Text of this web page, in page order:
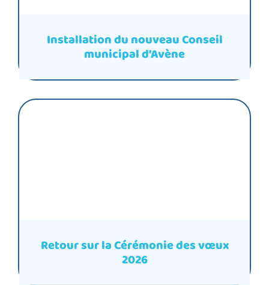
Installation du nouveau Conseil
municipal d’Avène
Retour sur la Cérémonie des vœux
2026